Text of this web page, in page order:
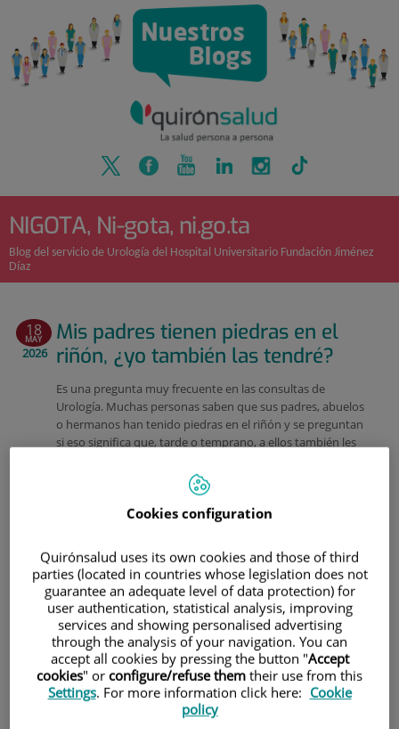
NIGOTA, Ni-gota, ni.go.ta
Blog del servicio de Urología del Hospital Universitario Fundación Jiménez
Díaz
18
MAY
2026
Mis padres tienen piedras en el
riñón, ¿yo también las tendré?
Es una pregunta muy frecuente en las consultas de
Urología. Muchas personas saben que sus padres, abuelos
o hermanos han tenido piedras en el riñón y se preguntan
si eso significa que, tarde o temprano, a ellos también les
necesariamente, pero sí es importante conocer algunos
aspectos clave para valorar el riesgo real y, sobre todo,
saber qué se puede hacer para prevenirlas.
¿La enfermedad litiásica es hereditaria?
La litiasis urinaria no se hereda de forma directa como
Cookies configuration
Quirónsalud uses its own cookies and those of third
parties (located in countries whose legislation does not
guarantee an adequate level of data protection) for
user authentication, statistical analysis, improving
services and showing personalised advertising
through the analysis of your navigation. You can
accept all cookies by pressing the button "Accept
cookies" or configure/refuse them their use from this
Settings. For more information click here: Cookie
policy